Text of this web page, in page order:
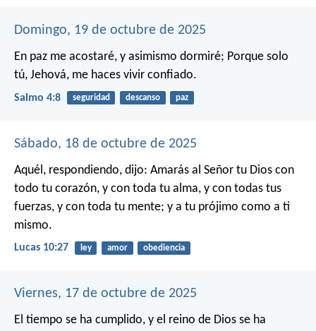
Domingo, 19 de octubre de 2025
En paz me acostaré, y asimismo dormiré; Porque solo
tú, Jehová, me haces vivir confiado.
Salmo 4:8 seguridad descanso paz
Sábado, 18 de octubre de 2025
Aquél, respondiendo, dijo: Amarás al Señor tu Dios con
todo tu corazón, y con toda tu alma, y con todas tus
fuerzas, y con toda tu mente; y a tu prójimo como a ti
mismo.
Lucas 10:27 ley amor obediencia
Viernes, 17 de octubre de 2025
El tiempo se ha cumplido, y el reino de Dios se ha